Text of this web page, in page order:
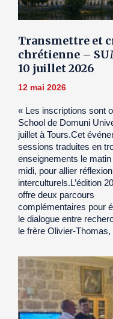
Transmettre et
chrétienne –
10 juillet 2026
12 mai 2026
« Les inscriptions sont
School de Domuni
juillet à Tours.Cet
sessions traduites en
enseignements le
midi, pour allier
interculturels.L’édition
offre deux parcours
complémentaires pour
le dialogue entre
le frère Olivier-